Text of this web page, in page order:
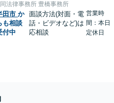
法律事務所 豊橋事務所
田市 か
も相談
付中
面談方法(対面・電
話・ビデオなど)は
応相談
営業時
間：本日
定休日